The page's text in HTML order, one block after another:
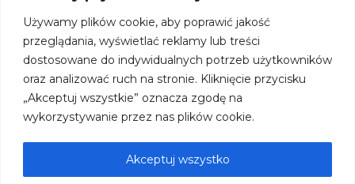
Używamy plików cookie, aby poprawić jakość
przeglądania, wyświetlać reklamy lub treści
dostosowane do indywidualnych potrzeb użytkowników
oraz analizować ruch na stronie. Kliknięcie przycisku
„Akceptuj wszystkie” oznacza zgodę na
wykorzystywanie przez nas plików cookie.
Akceptuj wszystko